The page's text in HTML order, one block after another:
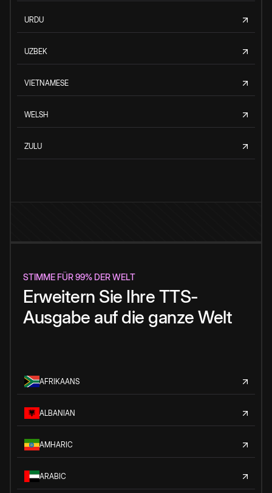
URDU
UZBEK
VIETNAMESE
WELSH
ZULU
STIMME FÜR 99% DER WELT
Erweitern Sie Ihre TTS-
Ausgabe auf die ganze Welt
AFRIKAANS
ALBANIAN
AMHARIC
ARABIC